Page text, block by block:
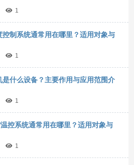
1
控制系统通常用在哪里？适用对象与
1
是什么设备？主要作用与应用范围介
1
控系统通常用在哪里？适用对象与
1